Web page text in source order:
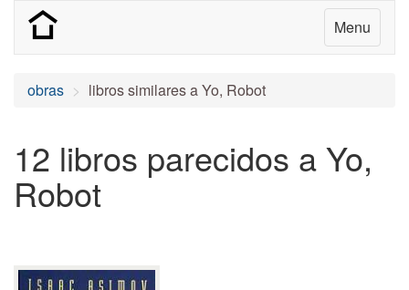
Menu
obras libros similares a Yo, Robot
12 libros parecidos a Yo,
Robot